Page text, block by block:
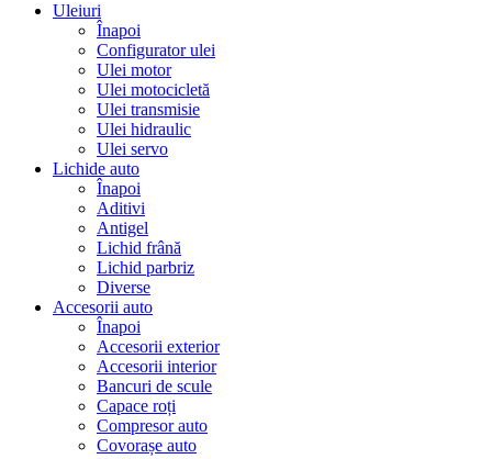
Uleiuri
Înapoi
Configurator ulei
Ulei motor
Ulei motocicletă
Ulei transmisie
Ulei hidraulic
Ulei servo
Lichide auto
Înapoi
Aditivi
Antigel
Lichid frână
Lichid parbriz
Diverse
Accesorii auto
Înapoi
Accesorii exterior
Accesorii interior
Bancuri de scule
Capace roți
Compresor auto
Covorașe auto